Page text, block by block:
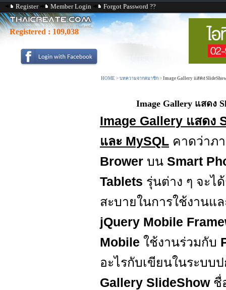
Register Member Login Forgot Password ??
Registered : 109,038
HOME > บทความจากสมาชิก > Image Gallery แสดง
Image Gallery แสดง
Image Gallery แสดง
และ MySQL คาดว่าภ
Brower บน Smart
Tablets รุ่นต่าง ๆ จะไ
สะบายในการใช้งานแ
jQuery Mobile
Mobile ใช้งานร่วมกับ
อะไรกับเขียนในระบบ
Gallery SlideShow ชื่